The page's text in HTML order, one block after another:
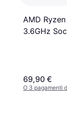
AMD
3.6GHz
69,90 €
O 3 pagamenti